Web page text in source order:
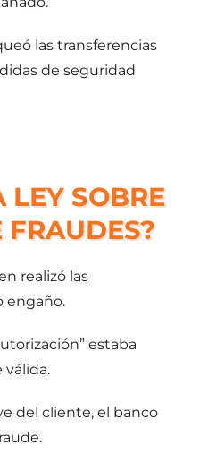
las transferencias
de seguridad
LEY SOBRE
FRAUDES?
realizó las
engaño.
estaba
válida.
del cliente, el banco